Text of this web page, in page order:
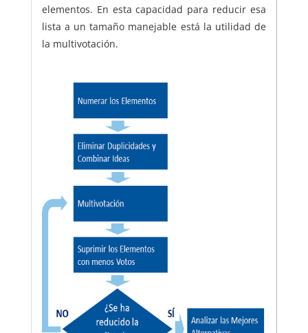
elementos. En esta capacidad para reducir esa
lista a un tamaño manejable está la utilidad de
la multivotación.